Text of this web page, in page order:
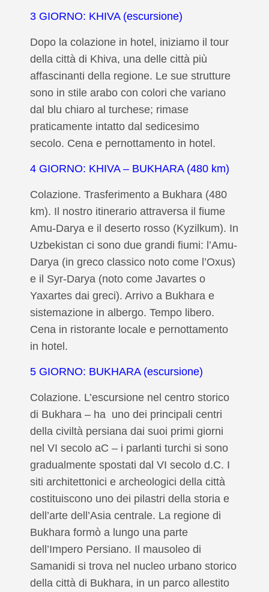
3 GIORNO: KHIVA (escursione)
Dopo la colazione in hotel, iniziamo il tour
della città di Khiva, una delle città più
affascinanti della regione. Le sue strutture
sono in stile arabo con colori che variano
dal blu chiaro al turchese; rimase
praticamente intatto dal sedicesimo
secolo. Cena e pernottamento in hotel.
4 GIORNO: KHIVA – BUKHARA (480 km)
Colazione. Trasferimento a Bukhara (480
km). Il nostro itinerario attraversa il fiume
Amu-Darya e il deserto rosso (Kyzilkum). In
Uzbekistan ci sono due grandi fiumi: l’Amu-
Darya (in greco classico noto come l’Oxus)
e il Syr-Darya (noto come Javartes o
Yaxartes dai greci). Arrivo a Bukhara e
sistemazione in albergo. Tempo libero.
Cena in ristorante locale e pernottamento
in hotel.
5 GIORNO: BUKHARA (escursione)
Colazione. L’escursione nel centro storico
di Bukhara – ha uno dei principali centri
della civiltà persiana dai suoi primi giorni
nel VI secolo aC – i parlanti turchi si sono
gradualmente spostati dal VI secolo d.C. I
siti architettonici e archeologici della città
costituiscono uno dei pilastri della storia e
dell’arte dell’Asia centrale. La regione di
Bukhara formò a lungo una parte
dell’Impero Persiano. Il mausoleo di
Samanidi si trova nel nucleo urbano storico
della città di Bukhara, in un parco allestito